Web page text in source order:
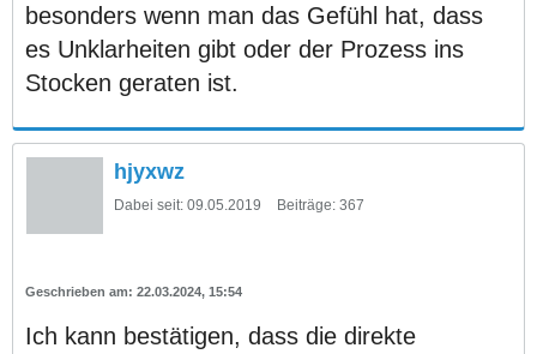
besonders wenn man das Gefühl hat, dass
es Unklarheiten gibt oder der Prozess ins
Stocken geraten ist.
hjyxwz
Dabei seit: 09.05.2019 Beiträge: 367
22.03.2024, 15:54
Ich kann bestätigen, dass die direkte